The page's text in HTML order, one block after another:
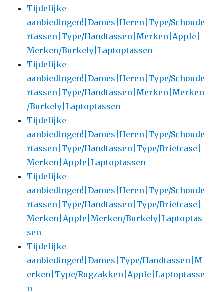
Tijdelijke
aanbiedingen!|Dames|Heren|Type/Schoude
rtassen|Type/Handtassen|Merken|Apple|
Merken/Burkely|Laptoptassen
Tijdelijke
aanbiedingen!|Dames|Heren|Type/Schoude
rtassen|Type/Handtassen|Merken|Merken
/Burkely|Laptoptassen
Tijdelijke
aanbiedingen!|Dames|Heren|Type/Schoude
rtassen|Type/Handtassen|Type/Briefcase|
Merken|Apple|Laptoptassen
Tijdelijke
aanbiedingen!|Dames|Heren|Type/Schoude
rtassen|Type/Handtassen|Type/Briefcase|
Merken|Apple|Merken/Burkely|Laptoptas
sen
Tijdelijke
aanbiedingen!|Dames|Type/Handtassen|M
erken|Type/Rugzakken|Apple|Laptoptasse
n